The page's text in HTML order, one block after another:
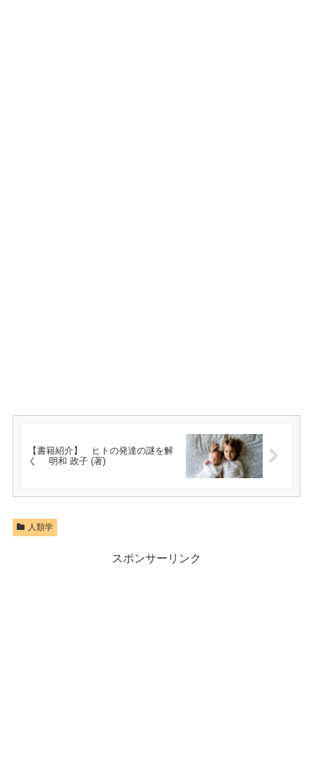
【書籍紹介】 ヒトの発達の謎を解
く 明和 政子 (著)
人類学
スポンサーリンク